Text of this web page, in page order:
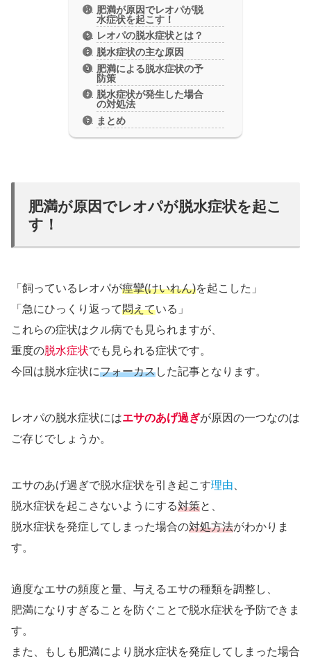
肥満が原因でレオパが脱
水症状を起こす！
レオパの脱水症状とは？
脱水症状の主な原因
肥満による脱水症状の予
防策
脱水症状が発生した場合
の対処法
まとめ
肥満が原因でレオパが脱水症状を起こ
す！
「飼っているレオパが痙攣(けいれん)を起こした」
「急にひっくり返って悶えている」
これらの症状はクル病でも見られますが、
重度の脱水症状でも見られる症状です。
今回は脱水症状にフォーカスした記事となります。
レオパの脱水症状にはエサのあげ過ぎが原因の一つなのは
ご存じでしょうか。
エサのあげ過ぎで脱水症状を引き起こす理由
脱水症状を起こさないようにする対策と、
脱水症状を発症してしまった場合の対処方法がわかりま
す。
適度なエサの頻度と量、与えるエサの種類を調整し、
肥満になりすぎることを防ぐことで脱水症状を予防できま
す。
また、もしも肥満により脱水症状を発症してしまった場合